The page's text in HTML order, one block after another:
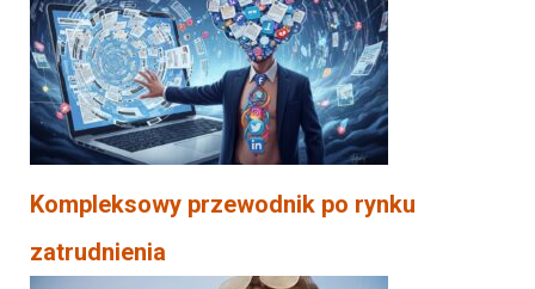
Kompleksowy przewodnik po rynku
zatrudnienia